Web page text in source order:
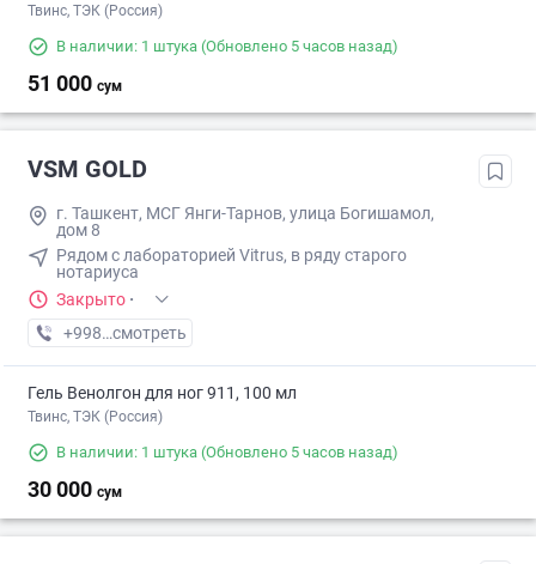
Твинс, ТЭК (Россия)
В наличии: 1 штука (Обновлено 5 часов назад)
51 000 сум
VSM GOLD
г. Ташкент, МСГ Янги-Тарнов, улица Богишамол,
дом 8
Рядом с лабораторией Vitrus, в ряду старого
нотариуса
Закрыто ·
+998 (94) XXX-XX-XX
смотреть
Гель Венолгон для ног 911, 100 мл
Твинс, ТЭК (Россия)
В наличии: 1 штука (Обновлено 5 часов назад)
30 000 сум